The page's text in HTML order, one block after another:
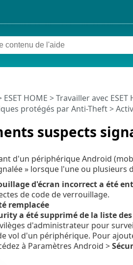
suspects
ESET HOME >Travailler avec ESET
protégés par Anti-Theft>
d'un périphérique Android
» lorsque l'une ou
d'écran incorrect a été
de code de verrouillage.
remplacée
a été supprimé de la liste
d'administrateur pour
vol d'un périphérique. Pour
à Paramètres Android >